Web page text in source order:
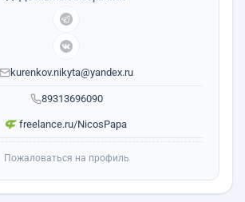
89313696090
kurenkov.nikyta@yandex.ru
freelance.ru/NicosPapa
Пожаловаться на профиль